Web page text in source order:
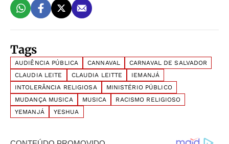
Tags
AUDIÊNCIA PÚBLICA CANNAVAL
CARNAVAL DE SALVADOR
CLAUDIA LEITE
CLAUDIA LEITTE
IEMANJÁ
INTOLERÂNCIA RELIGIOSA
MINISTÉRIO PÚBLICO
MUDANÇA MUSICA
MUSICA
RACISMO RELIGIOSO
YEMANJÁ
YESHUA